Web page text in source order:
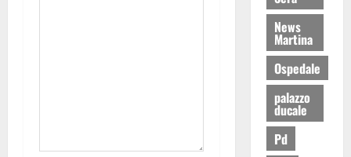
News
Martina
Ospedale
palazzo
ducale
Pd